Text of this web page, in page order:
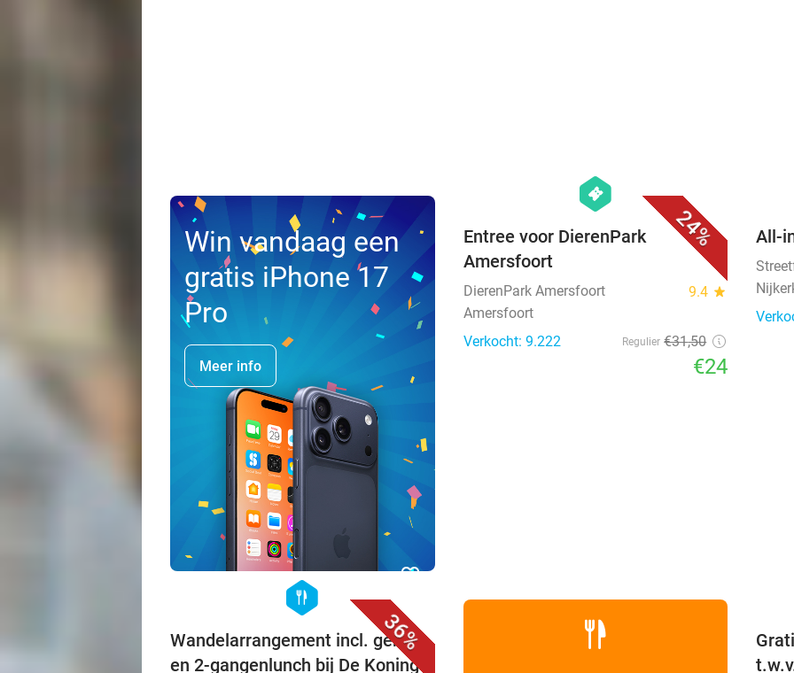
Win vandaag een
gratis iPhone 17
Pro
Meer info
24%
hexagon
events
Entree voor DierenPark
Amersfoort
DierenPark Amersfoort 9.4 star
Amersfoort
Verkocht: 9.222
Regulier €31,50
€24
All-
36%
favorite_border
hexagon
food
Wandelarrangement incl. gebak
en 2-gangenlunch bij De Koning